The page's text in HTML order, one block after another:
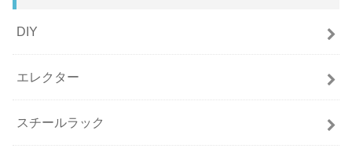
DIY
エレクター
スチールラック